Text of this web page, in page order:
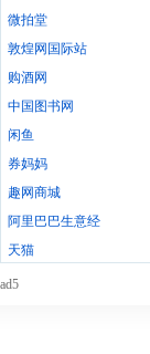
微拍堂
敦煌网国际站
购酒网
中国图书网
闲鱼
券妈妈
趣网商城
阿里巴巴生意经
天猫
ad5